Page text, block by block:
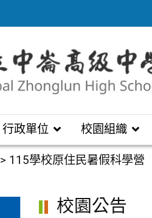
行政單位 校園組織
> 115學校原住民暑假科學營
校園公告